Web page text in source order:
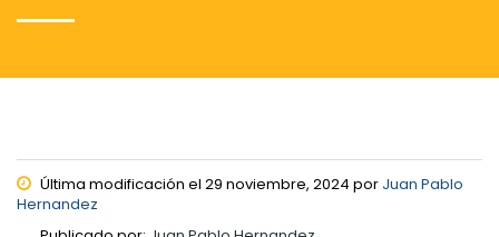
Última modificación el 29 noviembre, 2024 por Juan Pablo
Hernandez